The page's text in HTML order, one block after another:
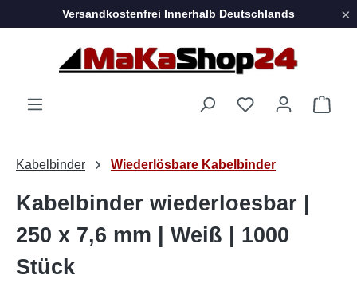
Zum Hauptinhalt springen
Versandkostenfrei Innerhalb Deutschlands ×
Kabelbinder Wiederlösbare Kabelbinder
Kabelbinder wiederloesbar |
250 x 7,6 mm | Weiß | 1000
Stück